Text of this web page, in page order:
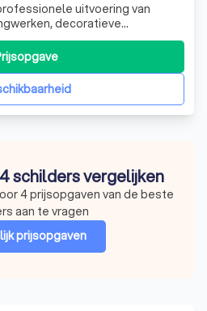
uitvoering van
decoratieve
voor particulieren en
uw totaalproject uit, maar
aan. Wij spitsen ons
en -woni
schilders vergelijken
4 prijsopgaven van de beste
aan te vragen
prijsopgaven